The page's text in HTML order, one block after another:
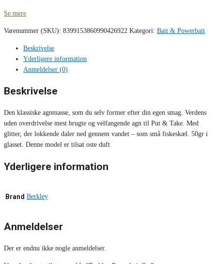
Se mere
Varenummer (SKU): 8399153860990426922 Kategori: Bait & Powerbait
Beskrivelse
Yderligere information
Anmeldelser (0)
Beskrivelse
Den klassiske agnmasse, som du selv former efter din egen smag. Verdens
uden overdrivelse mest brugte og velfangende agn til Put & Take. Med
glitter, der lokkende daler ned gennem vandet – som små fiskeskæl. 50gr i
glasset. Denne model er tilsat oste duft
Yderligere information
Brand Berkley
Anmeldelser
Der er endnu ikke nogle anmeldelser.